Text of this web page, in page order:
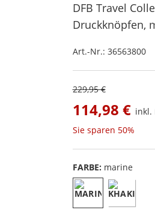
DFB Travel
Druckknöpfen,
Art.-Nr.: 36563800
229,95 €
114,98 € inkl.
Sie sparen 50%
FARBE: marine